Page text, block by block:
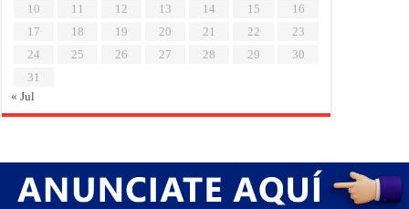
10
11 12 13 14 15
16
17
18 19 20 21 22
23
24
25 26 27 28 29
30
31
« Jul